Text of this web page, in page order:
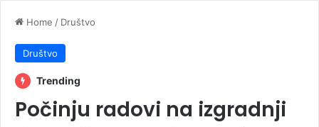
Home / Društvo
Društvo
Trending
Počinju radovi na izgradnji